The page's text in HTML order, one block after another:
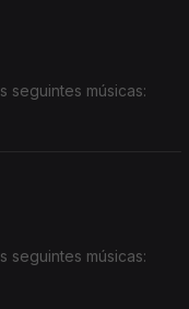
seguintes músicas:
as seguintes músicas: